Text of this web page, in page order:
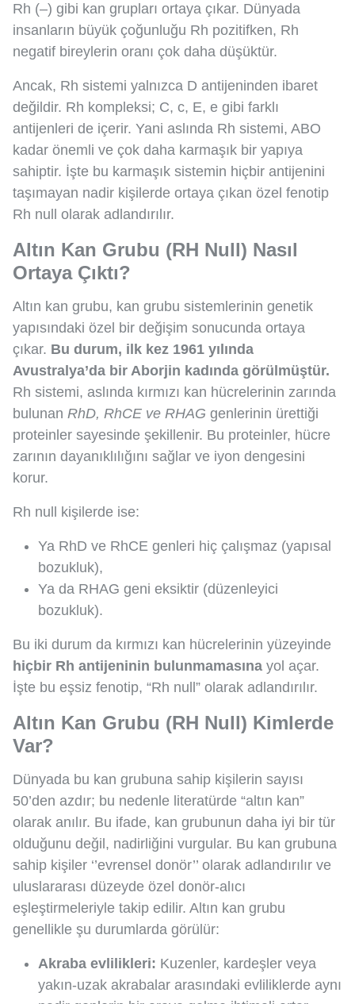
Rh (–) gibi kan grupları ortaya çıkar. Dünyada
insanların büyük çoğunluğu Rh pozitifken, Rh
negatif bireylerin oranı çok daha düşüktür.
Ancak, Rh sistemi yalnızca D antijeninden ibaret
değildir. Rh kompleksi; C, c, E, e gibi farklı
antijenleri de içerir. Yani aslında Rh sistemi, ABO
kadar önemli ve çok daha karmaşık bir yapıya
sahiptir. İşte bu karmaşık sistemin hiçbir antijenini
taşımayan nadir kişilerde ortaya çıkan özel fenotip
Rh null olarak adlandırılır.
Altın Kan Grubu (RH Null) Nasıl
Ortaya Çıktı?
Altın kan grubu, kan grubu sistemlerinin genetik
yapısındaki özel bir değişim sonucunda ortaya
çıkar. Bu durum, ilk kez 1961 yılında
Avustralya’da bir Aborjin kadında görülmüştür.
Rh sistemi, aslında kırmızı kan hücrelerinin zarında
bulunan RhD, RhCE ve RHAG genlerinin ürettiği
proteinler sayesinde şekillenir. Bu proteinler, hücre
zarının dayanıklılığını sağlar ve iyon dengesini
korur.
Rh null kişilerde ise:
Ya RhD ve RhCE genleri hiç çalışmaz (yapısal
bozukluk),
Ya da RHAG geni eksiktir (düzenleyici
bozukluk).
Bu iki durum da kırmızı kan hücrelerinin yüzeyinde
hiçbir Rh antijeninin bulunmamasına yol açar.
İşte bu eşsiz fenotip, “Rh null” olarak adlandırılır.
Altın Kan Grubu (RH Null) Kimlerde
Var?
Dünyada bu kan grubuna sahip kişilerin sayısı
50’den azdır; bu nedenle literatürde “altın kan”
olarak anılır. Bu ifade, kan grubunun daha iyi bir tür
olduğunu değil, nadirliğini vurgular. Bu kan grubuna
sahip kişiler ‘’evrensel donör’’ olarak adlandırılır ve
uluslararası düzeyde özel donör-alıcı
eşleştirmeleriyle takip edilir. Altın kan grubu
genellikle şu durumlarda görülür:
Akraba evlilikleri: Kuzenler, kardeşler veya
yakın-uzak akrabalar arasındaki evliliklerde aynı